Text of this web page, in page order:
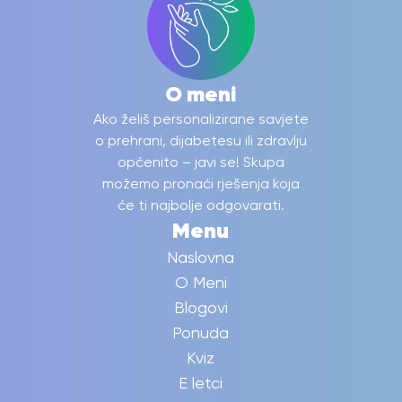
O meni
Ako želiš personalizirane savjete
o prehrani, dijabetesu ili zdravlju
općenito – javi se! Skupa
možemo pronaći rješenja koja
će ti najbolje odgovarati.
Menu
Naslovna
O Meni
Blogovi
Ponuda
Kviz
E letci